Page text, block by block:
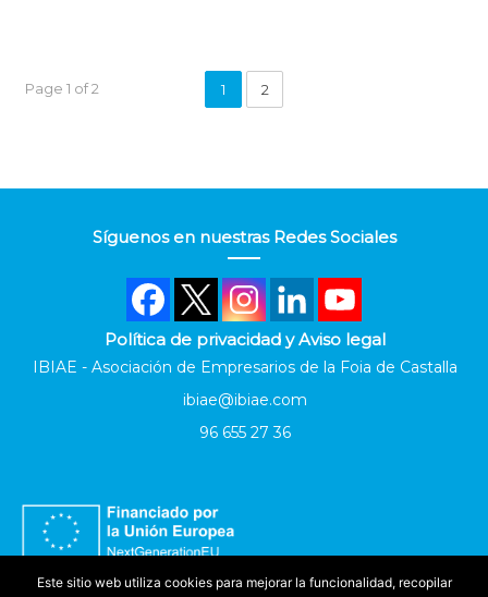
Page 1 of 2 1 2
Síguenos en nuestras Redes Sociales
Política de privacidad y Aviso legal
IBIAE - Asociación de Empresarios de la Foia de Castalla
ibiae@ibiae.com
96 655 27 36
Este sitio web utiliza cookies para mejorar la funcionalidad, recopilar